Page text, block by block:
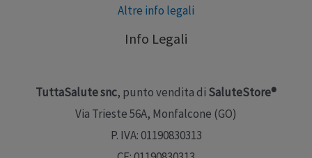
Altre info legali
Info Legali
TuttaSalute snc, punto vendita di SaluteStore®
Via Trieste 56A, Monfalcone (GO)
P. IVA: 01190830313